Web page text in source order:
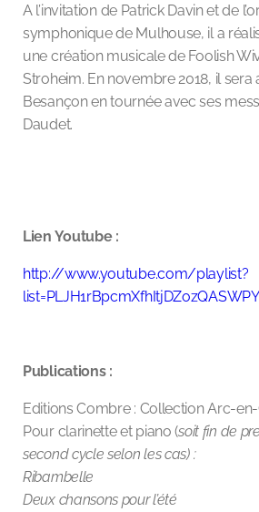
A l’invitation de Patrick Davin et de
symphonique de Mulhouse, il a
une création musicale de Foolish
Stroheim. En novembre 2018, il sera
Besançon en tournée avec ses
Daudet.
Lien Youtube :
http://www.youtube.com/playlist?
Publications :
Editions Combre : Collection Arc-
Pour clarinette et piano (soit fin de
second cycle selon les cas) :
Ribambelle
Deux chansons pour l’été